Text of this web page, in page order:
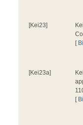
[Kei23]
[
[Kei23a]
[